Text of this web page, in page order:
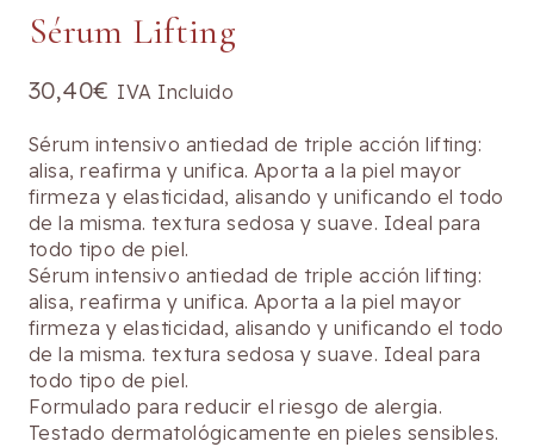
Sérum Lifting
30,40€ IVA Incluido
​Sérum intensivo antiedad de triple acción lifting:
alisa, reafirma y unifica. Aporta a la piel mayor
firmeza y elasticidad, alisando y unificando el todo
de la misma. textura sedosa y suave. Ideal para
todo tipo de piel.
​Sérum intensivo antiedad de triple acción lifting:
alisa, reafirma y unifica. Aporta a la piel mayor
firmeza y elasticidad, alisando y unificando el todo
de la misma. textura sedosa y suave. Ideal para
todo tipo de piel.
Formulado para reducir el riesgo de alergia.
Testado dermatológicamente en pieles sensibles.